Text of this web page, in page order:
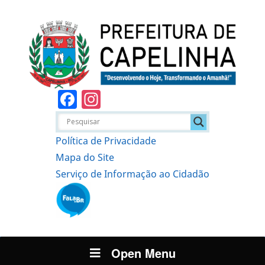
Facebook
Política de Privacidade
Mapa do Site
Serviço de Informação ao Cidadão
Open Menu